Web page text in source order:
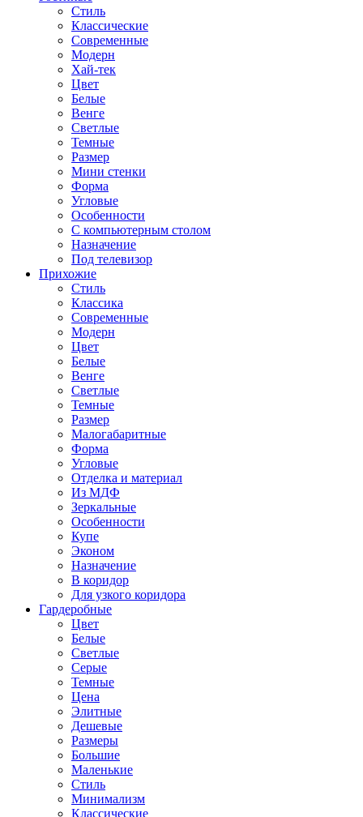
Стиль
Классические
Современные
Модерн
Хай-тек
Цвет
Белые
Венге
Светлые
Темные
Размер
Мини стенки
Форма
Угловые
Особенности
С компьютерным столом
Назначение
Под телевизор
Прихожие
Стиль
Классика
Современные
Модерн
Цвет
Белые
Венге
Светлые
Темные
Размер
Малогабаритные
Форма
Угловые
Отделка и материал
Из МДФ
Зеркальные
Особенности
Купе
Эконом
Назначение
В коридор
Для узкого коридора
Гардеробные
Цвет
Белые
Светлые
Серые
Темные
Цена
Элитные
Дешевые
Размеры
Большие
Маленькие
Стиль
Минимализм
Классические